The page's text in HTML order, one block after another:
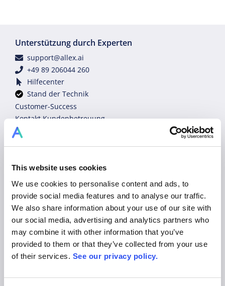
This website uses cookies
We use cookies to personalise content and ads, to
provide social media features and to analyse our traffic.
We also share information about your use of our site with
our social media, advertising and analytics partners who
may combine it with other information that you’ve
provided to them or that they’ve collected from your use
of their services. See our privacy policy.
Unterstützung durch Experten
support@allex.ai
+49 89 206044 260
Hilfecenter
Stand der Technik
Customer-Success
Kontakt Kundenbetreuung
Tutorial-Videos
Experten der Industrie
+49 89 206044 123
Rechtliches
Nutzungs- und Geschäftsbedingungen
Plattform
Lösungen